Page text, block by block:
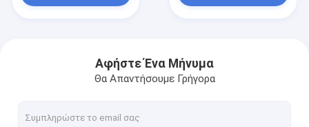
Επισκεψή εργοστασίου
Αφήστε Ένα Μήνυμα
Θα Απαντήσουμε Γρήγορα